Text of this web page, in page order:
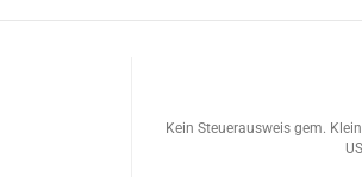
Kein Steuerausweis gem.